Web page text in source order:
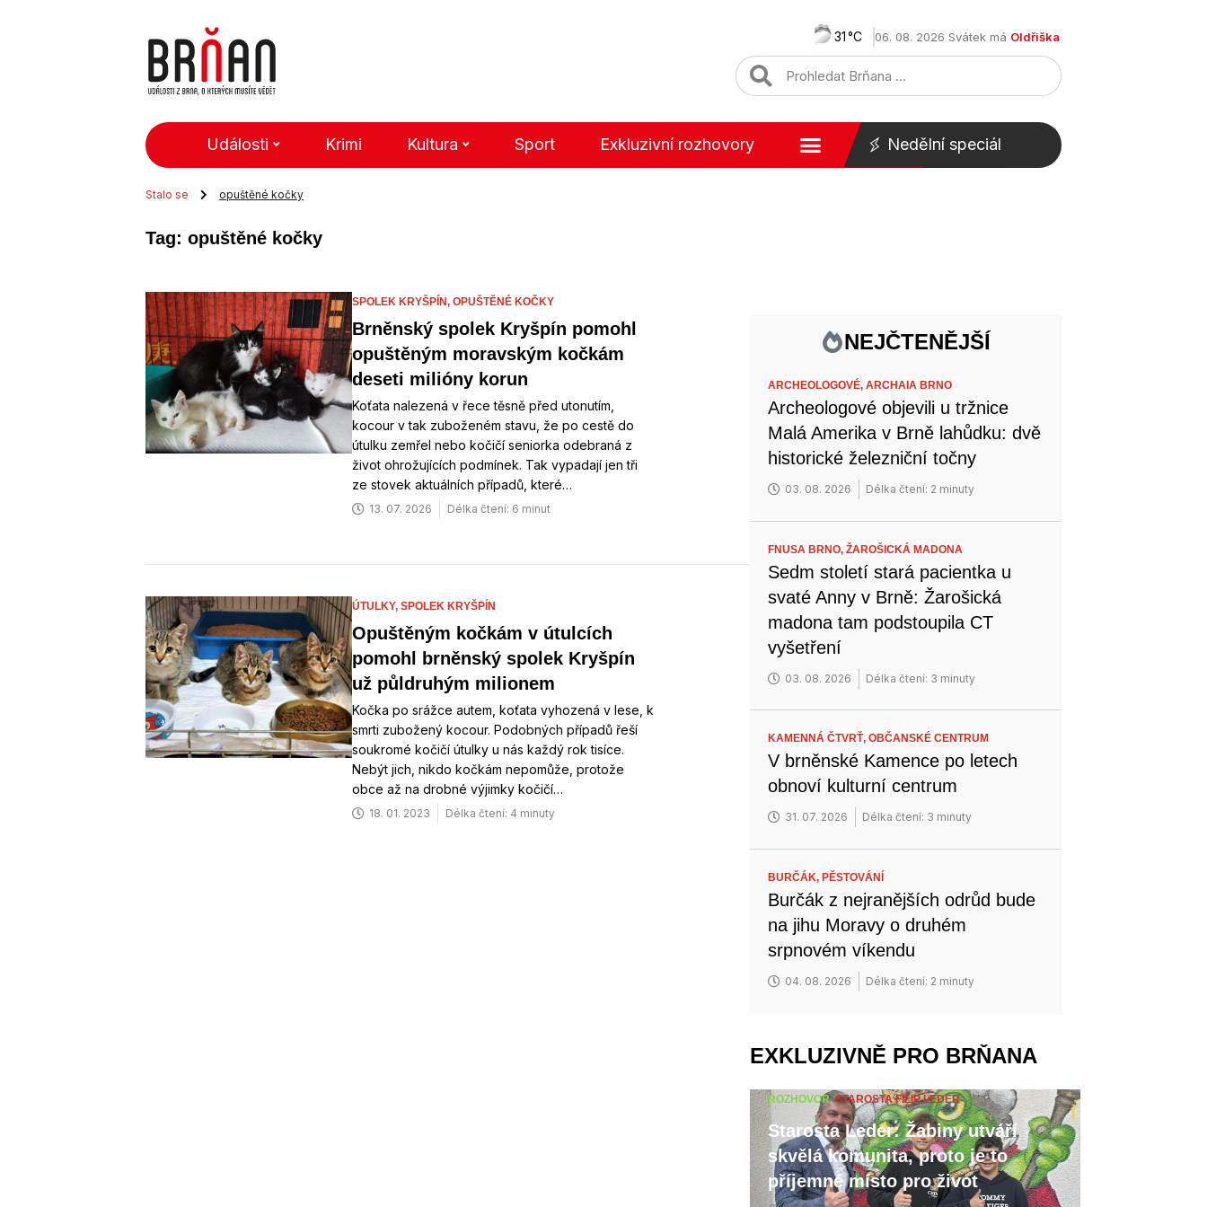
31 06. 08. 2026 Svátek má Oldřiška
Události Krimi Kultura Sport Exkluzivní rozhovory Nedělní speciál
Stalo se opuštěné kočky
Tag: opuštěné kočky
SPOLEK KRYŠPÍN, OPUŠTĚNÉ KOČKY
Brněnský spolek Kryšpín pomohl
opuštěným moravským kočkám
deseti milióny korun
Koťata nalezená v řece těsně před utonutím,
kocour v tak zuboženém stavu, že po cestě do
útulku zemřel nebo kočičí seniorka odebraná z
život ohrožujících podmínek. Tak vypadají jen tři
ze stovek aktuálních případů, které…
13. 07. 2026 Délka čtení: 6 minut
ÚTULKY, SPOLEK KRYŠPÍN
Opuštěným kočkám v útulcích
pomohl brněnský spolek Kryšpín
už půldruhým milionem
Kočka po srážce autem, koťata vyhozená v lese, k
smrti zubožený kocour. Podobných případů řeší
soukromé kočičí útulky u nás každý rok tisíce.
Nebýt jich, nikdo kočkám nepomůže, protože
obce až na drobné výjimky kočičí…
18. 01. 2023 Délka čtení: 4 minuty
NEJČTENĚJŠÍ
ARCHEOLOGOVÉ,ARCHAIA BRNO
Archeologové objevili u tržnice
Malá Amerika v Brně lahůdku: dvě
historické železniční točny
03. 08. 2026 Délka čtení: 2 minuty
FNUSA BRNO,ŽAROŠICKÁ MADONA
Sedm století stará pacientka u
svaté Anny v Brně: Žarošická
madona tam podstoupila CT
vyšetření
03. 08. 2026 Délka čtení: 3 minuty
KAMENNÁ ČTVRŤ,OBČANSKÉ CENTRUM
V brněnské Kamence po letech
obnoví kulturní centrum
31. 07. 2026 Délka čtení: 3 minuty
BURČÁK,PĚSTOVÁNÍ
Burčák z nejranějších odrůd bude
na jihu Moravy o druhém
srpnovém víkendu
04. 08. 2026 Délka čtení: 2 minuty
EXKLUZIVNĚ PRO BRŇANA
ROZHOVOR,STAROSTA FILIP LEDER
Starosta Leder: Žabiny utváří
skvělá komunita, proto je to
příjemné místo pro život